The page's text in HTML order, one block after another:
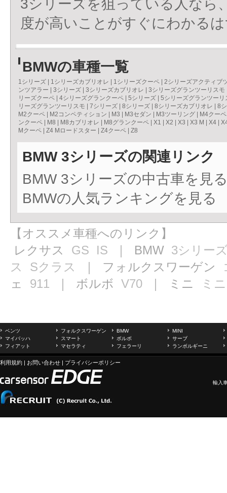
3シリーズを狙っている人なら
度が高いことがすぐにわかる
BMWの車種一覧
1シリーズ 1シリーズカブリオレ 1シリーズクーペ
2シリーズアクティブ
ンツアラー
3シリーズ 3シリーズカブリオレ 3シリーズグランツーリスモ
リーズクーペ
4シリーズグランクーペ 5シリーズ
5シリーズグランツーリ
リーズグランツーリスモ
7シリーズ 8シリーズ 8シリーズカブリオレ
8
M2クーペ
M2コンペティション M3 M3セダン M3ツーリング M4クーペ
ンクーペ
M8 M8カブリオレ M8グランクーペ X1 X2 X3 X3 M X4
Mクーペ
Z4 Mロードスター Z4クーペ Z8
BMW 3シリーズの関連リンク
BMW 3シリーズの中古車を見
BMWの人気ランキングを見る
【オススメ車種へのリンク】
レクサス GS IS ｜ BMW 3シリー
ス
Sクラス ｜ フォルクスワーゲン
ェ 911 ｜ ボルボ V70 ｜ ミニ ミニ
ベンツ フォルクスワーゲン BMW
MINI
マイバッハ
スマート ボルボ
サーブ
フィアット
マセラティ フェラーリ ランボルギーニ
利用規約 | お問い合わせ | プライバシーポリシー
輸入